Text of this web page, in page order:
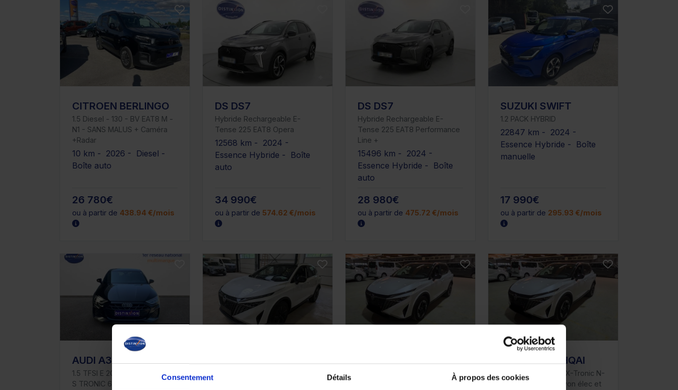
Consentement Détails À propos des cookies
CITROEN BERLINGO
1.5 Diesel - 130 - BV EAT8 M -
N1 - SANS MALUS + Caméra
+Radar
10 km - 2026 - Diesel -
Boîte auto
26 780€
ou à partir de 438.94 €/mois
DS DS7
Hybride Rechargeable E-
Tense 225 EAT8 Opera
12568 km - 2024 -
Essence Hybride - Boîte
auto
34 990€
ou à partir de 574.62 €/mois
DS DS7
Hybride Rechargeable E-
Tense 225 EAT8 Performance
Line +
15496 km - 2024 -
Essence Hybride - Boîte
auto
28 980€
ou à partir de 475.72 €/mois
SUZUKI SWIFT
1.2 PACK HYBRID
22847 km - 2024 -
Essence Hybride - Boîte
manuelle
17 990€
ou à partir de 295.93 €/mois
AUDI A3 SPORTBACK
1.5 TFSI E 204CH PHEV S LINE
S TRONIC 6
NISSAN QASHQAI NISSAN QASHQAI
III NV 1.3 DIG-T 158 X-Tronic N-
NISSAN QASHQAI
III NV 1.3 DIG-T 158 X-Tronic N-
Connecta avec Hayon élec et